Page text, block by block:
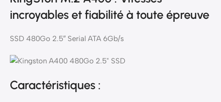
incroyables et fiabilité à toute épreuve
SSD 480Go 2.5″ Serial ATA 6Gb/s
Caractéristiques :